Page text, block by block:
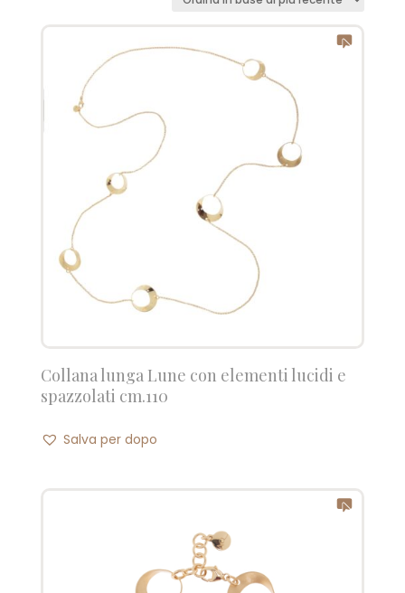
Collana lunga Lune con elementi lucidi e
spazzolati cm.110
Salva per dopo